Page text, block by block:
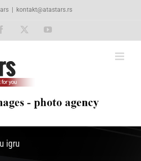
kontakt@atastars.rs
Facebook YouTube
igru